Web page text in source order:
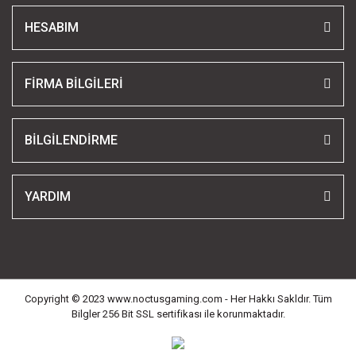
HESABIM
FİRMA BİLGİLERİ
BİLGİLENDİRME
YARDIM
Copyright © 2023 www.noctusgaming.com - Her Hakkı Sakldır. Tüm
Bilgler 256 Bit SSL sertifikası ile korunmaktadır.